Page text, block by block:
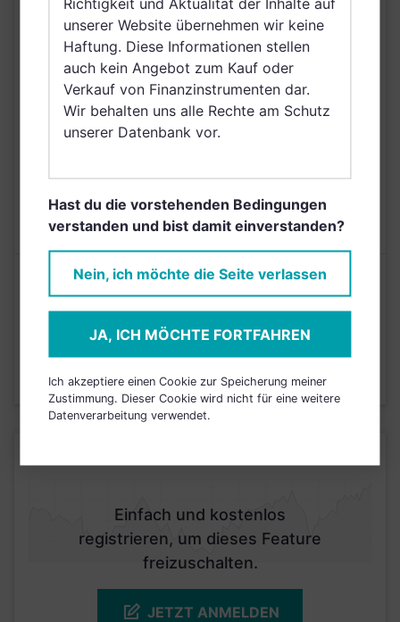
VERTRIEBSZULASSUNG
Großbritannien und
Nordirland, Österreich,
Schweiz, Dänemark,
Island, Katar,
Schweden, Irland,
Netherlands (Kingdom
AUSGABEAUFSCHLAG 3,00%
MAX. LAUFENDE
KOSTEN
1,25%
Risikoeinstufung laut Anbieter (KID)
2 3 4 5 6
Stand 31.12.2024
Einfach und kostenlos
registrieren, um dieses Feature
freizuschalten.
JETZT ANMELDEN
unserer Website übernehmen wir keine
Haftung. Diese Informationen stellen
auch kein Angebot zum Kauf oder
Verkauf von Finanzinstrumenten dar.
Wir behalten uns alle Rechte am Schutz
unserer Datenbank vor.
Hast du die vorstehenden Bedingungen
verstanden und bist damit einverstanden?
Nein, ich möchte die Seite verlassen
JA, ICH MÖCHTE FORTFAHREN
Ich akzeptiere einen Cookie zur Speicherung meiner
Zustimmung. Dieser Cookie wird nicht für eine weitere
Datenverarbeitung verwendet.